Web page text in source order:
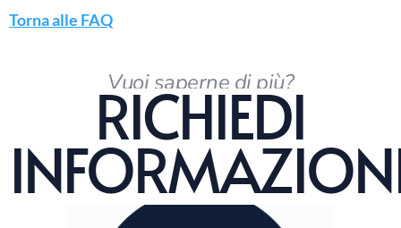
Torna alle FAQ
Vuoi saperne di più?
RICHIEDI